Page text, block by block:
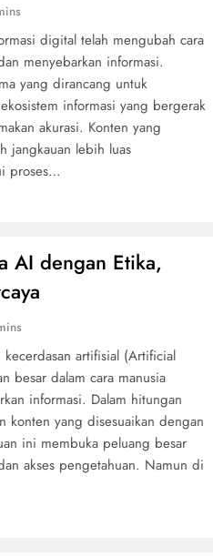
digital telah mengubah cara
menyebarkan informasi.
yang dirancang untuk
informasi yang bergerak
akurasi. Konten yang
jangkauan lebih luas
proses…
AI dengan Etika,
artifisial (Artificial
besar dalam cara manusia
informasi. Dalam hitungan
konten yang disesuaikan dengan
ini membuka peluang besar
akses pengetahuan. Namun di